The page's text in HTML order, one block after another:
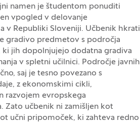
namen je študentom ponuditi
vpogled v delovanje
v Republiki Sloveniji. Učbenik hkrati
gradivo predmetov s področja
ki jih dopolnjujejo dodatna gradiva
v spletni učilnici. Področje javnih
saj je tesno povezano s
z ekonomskimi cikli,
razvojem evropskega
Zato učbenik ni zamišljen kot
učni pripomoček, ki zahteva redno